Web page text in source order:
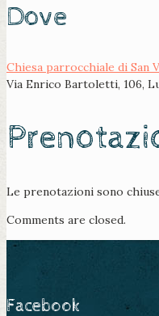
Dove
Chiesa parrocchiale di San
Via Enrico Bartoletti, 106,
Le prenotazioni sono
Comments are closed.
Facebook